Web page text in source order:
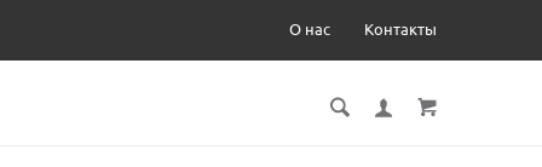
О нас Контакты